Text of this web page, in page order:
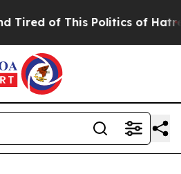
of This Politics of Hatred”